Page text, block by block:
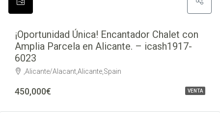
VENTA
¡Oportunidad Única! Encantador Chalet con
Amplia Parcela en Alicante. – icash1917-
6023
,Alicante/Alacant,Alicante,Spain
450,000€